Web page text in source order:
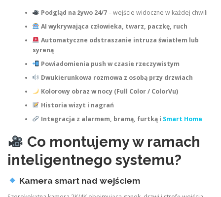
Podgląd na żywo 24/7– wejście widoczne w każdej chwili
AI wykrywająca człowieka, twarz, paczkę, ruch
Automatyczne odstraszanie intruza światłem lub
syreną
Powiadomienia push w czasie rzeczywistym
Dwukierunkowa rozmowa z osobą przy drzwiach
Kolorowy obraz w nocy (Full Color / ColorVu)
Historia wizyt i nagrań
Integracja z alarmem, bramą, furtką i Smart Home
Co montujemy w ramach
inteligentnego systemu?
Kamera smart nad wejściem